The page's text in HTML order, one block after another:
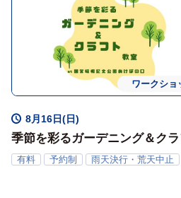
ワークショ
8月16日(日)
季節を彩るガーデニング＆クラ
教室
有料 予約制 雨天決行・荒天中止